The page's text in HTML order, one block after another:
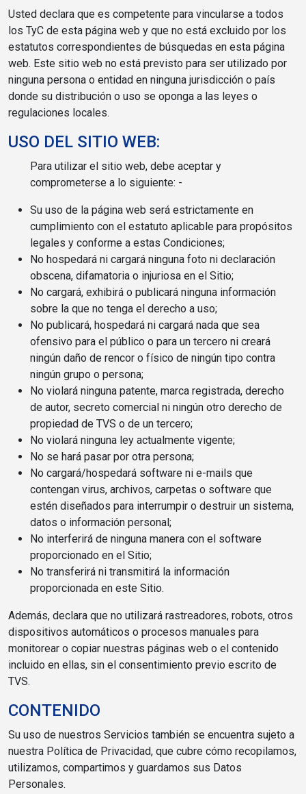
Usted declara que es competente para vincularse a todos
los TyC de esta página web y que no está excluido por los
estatutos correspondientes de búsquedas en esta página
web. Este sitio web no está previsto para ser utilizado por
ninguna persona o entidad en ninguna jurisdicción o país
donde su distribución o uso se oponga a las leyes o
regulaciones locales.
USO DEL SITIO WEB:
Para utilizar el sitio web, debe aceptar y
comprometerse a lo siguiente: -
Su uso de la página web será estrictamente en
cumplimiento con el estatuto aplicable para propósitos
legales y conforme a estas Condiciones;
No hospedará ni cargará ninguna foto ni declaración
obscena, difamatoria o injuriosa en el Sitio;
No cargará, exhibirá o publicará ninguna información
sobre la que no tenga el derecho a uso;
No publicará, hospedará ni cargará nada que sea
ofensivo para el público o para un tercero ni creará
ningún daño de rencor o físico de ningún tipo contra
ningún grupo o persona;
No violará ninguna patente, marca registrada, derecho
de autor, secreto comercial ni ningún otro derecho de
propiedad de TVS o de un tercero;
No violará ninguna ley actualmente vigente;
No se hará pasar por otra persona;
No cargará/hospedará software ni e-mails que
contengan virus, archivos, carpetas o software que
estén diseñados para interrumpir o destruir un sistema,
datos o información personal;
No interferirá de ninguna manera con el software
proporcionado en el Sitio;
No transferirá ni transmitirá la información
proporcionada en este Sitio.
Además, declara que no utilizará rastreadores, robots, otros
dispositivos automáticos o procesos manuales para
monitorear o copiar nuestras páginas web o el contenido
incluido en ellas, sin el consentimiento previo escrito de
TVS.
CONTENIDO
Su uso de nuestros Servicios también se encuentra sujeto a
nuestra Política de Privacidad, que cubre cómo recopilamos,
utilizamos, compartimos y guardamos sus Datos
Personales.